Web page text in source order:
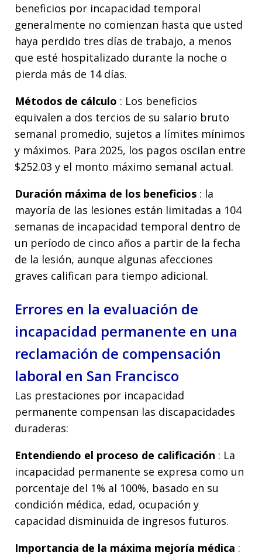
beneficios por incapacidad temporal
generalmente no comienzan hasta que usted
haya perdido tres días de trabajo, a menos
que esté hospitalizado durante la noche o
pierda más de 14 días.
Métodos de cálculo : Los beneficios
equivalen a dos tercios de su salario bruto
semanal promedio, sujetos a límites mínimos
y máximos. Para 2025, los pagos oscilan entre
$252.03 y el monto máximo semanal actual.
Duración máxima de los beneficios : la
mayoría de las lesiones están limitadas a 104
semanas de incapacidad temporal dentro de
un período de cinco años a partir de la fecha
de la lesión, aunque algunas afecciones
graves califican para tiempo adicional.
Errores en la evaluación de
incapacidad permanente en una
reclamación de compensación
laboral en San Francisco
Las prestaciones por incapacidad
permanente compensan las discapacidades
duraderas:
Entendiendo el proceso de calificación : La
incapacidad permanente se expresa como un
porcentaje del 1% al 100%, basado en su
condición médica, edad, ocupación y
capacidad disminuida de ingresos futuros.
Importancia de la máxima mejoría médica :